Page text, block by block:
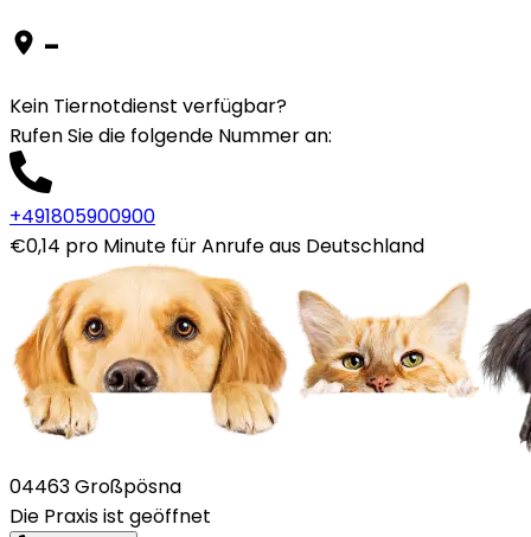
-
Kein Tiernotdienst verfügbar?
Rufen Sie die folgende Nummer an:
+491805900900
€0,14 pro Minute für Anrufe aus Deutschland
04463 Großpösna
Die Praxis ist geöffnet